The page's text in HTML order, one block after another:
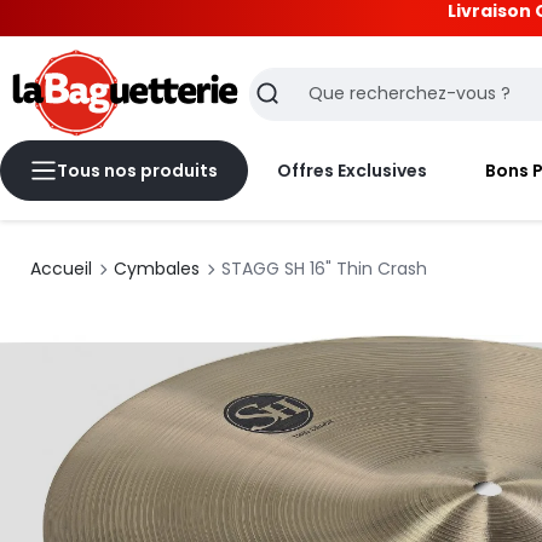
Livraison
Recherche
Tous nos produits Offres Exclusives Bons
Accueil Cymbales STAGG SH 16" Thin Crash